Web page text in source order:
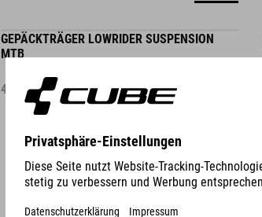
GEPÄCKTRÄGER LOWRIDER SUSPENSION
MTB
42.00EUR